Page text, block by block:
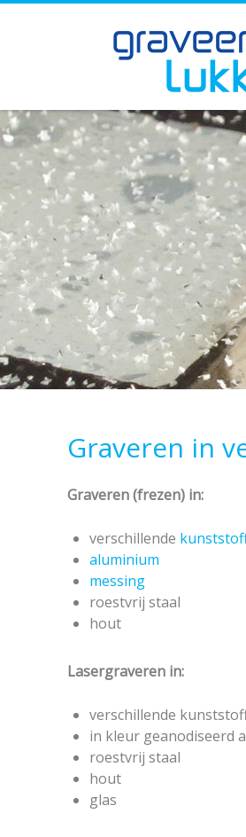
Graveren in
Graveren (frezen) in:
verschillende
aluminium
messing
roestvrij staal
hout
Lasergraveren in:
verschillende
in kleur geanodiseerd
roestvrij staal
hout
glas